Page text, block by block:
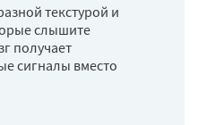
текстурой и
слышите
получает
сигналы вместо